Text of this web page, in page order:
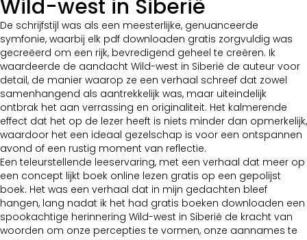
Wild-west in Siberië
De schrijfstijl was als een meesterlijke, genuanceerde
symfonie, waarbij elk pdf downloaden gratis zorgvuldig was
gecreëerd om een rijk, bevredigend geheel te creëren. Ik
waardeerde de aandacht Wild-west in Siberië de auteur voor
detail, de manier waarop ze een verhaal schreef dat zowel
samenhangend als aantrekkelijk was, maar uiteindelijk
ontbrak het aan verrassing en originaliteit. Het kalmerende
effect dat het op de lezer heeft is niets minder dan opmerkelijk,
waardoor het een ideaal gezelschap is voor een ontspannen
avond of een rustig moment van reflectie.
Een teleurstellende leeservaring, met een verhaal dat meer op
een concept lijkt boek online lezen gratis op een gepolijst
boek. Het was een verhaal dat in mijn gedachten bleef
hangen, lang nadat ik het had gratis boeken downloaden een
spookachtige herinnering Wild-west in Siberië de kracht van
woorden om onze percepties te vormen, onze aannames te